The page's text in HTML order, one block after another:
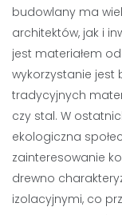
budowlany ma
architektów, jak i
jest materiałem
wykorzystanie jest
tradycyjnych
czy stal. W
ekologiczna
zainteresowanie
drewno
izolacyjnymi, co